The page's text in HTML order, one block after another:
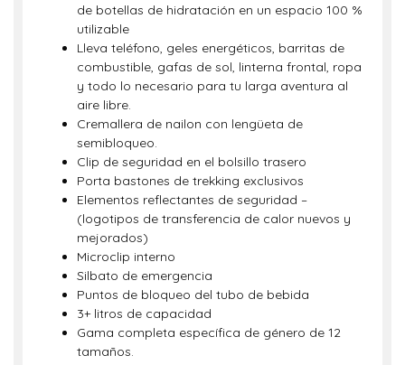
de botellas de hidratación en un espacio 100 %
utilizable
Lleva teléfono, geles energéticos, barritas de
combustible, gafas de sol, linterna frontal, ropa
y todo lo necesario para tu larga aventura al
aire libre.
Cremallera de nailon con lengüeta de
semibloqueo.
Clip de seguridad en el bolsillo trasero
Porta bastones de trekking exclusivos
Elementos reflectantes de seguridad –
(logotipos de transferencia de calor nuevos y
mejorados)
Microclip interno
Silbato de emergencia
Puntos de bloqueo del tubo de bebida
3+ litros de capacidad
Gama completa específica de género de 12
tamaños.